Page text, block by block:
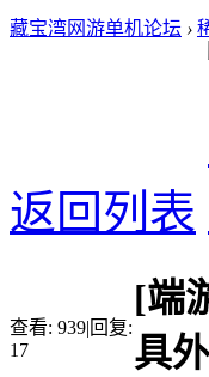
藏宝湾网游单机论坛 ›
返回列表
查看: 939|回复:
17
[端
具